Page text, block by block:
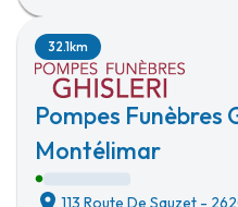
Pompes Funèbres
Montélimar
32.1km
113 Route De Sauzet -